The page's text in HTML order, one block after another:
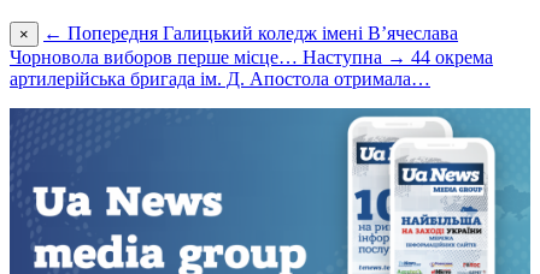
× ← Попередня Галицький коледж імені В’ячеслава
Чорновола виборов перше місце… Наступна → 44 окрема
артилерійська бригада ім. Д. Апостола отримала…